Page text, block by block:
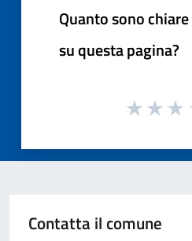
Quanto sono
su questa pagina?
Contatta il comune